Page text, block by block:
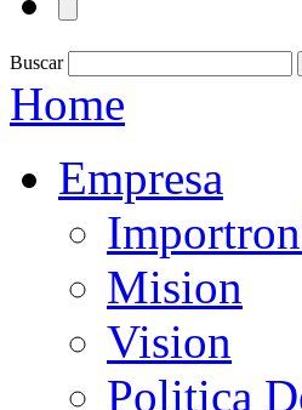
Buscar
Home
Empresa
Mision
Vision
Politica